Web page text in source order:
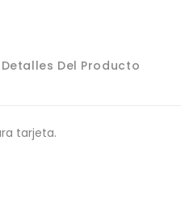
Detalles Del Producto
tarjeta.